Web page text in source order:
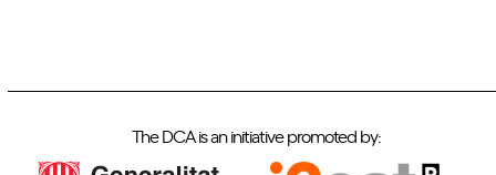
The DCA is an initiative promoted by: